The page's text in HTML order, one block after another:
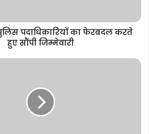
पदाधिकारियों का फेरबदल करते
हुए सौंपी जिम्मेवारी